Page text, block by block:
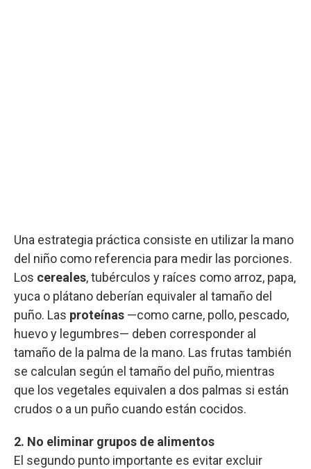
Una estrategia práctica consiste en utilizar la mano
del niño como referencia para medir las porciones.
Los cereales, tubérculos y raíces como arroz, papa,
yuca o plátano deberían equivaler al tamaño del
puño. Las proteínas —como carne, pollo, pescado,
huevo y legumbres— deben corresponder al
tamaño de la palma de la mano. Las frutas también
se calculan según el tamaño del puño, mientras
que los vegetales equivalen a dos palmas si están
crudos o a un puño cuando están cocidos.
2. No eliminar grupos de alimentos
El segundo punto importante es evitar excluir